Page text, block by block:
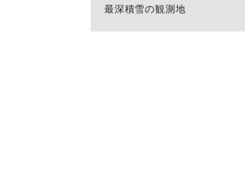
最深積雪の観測地